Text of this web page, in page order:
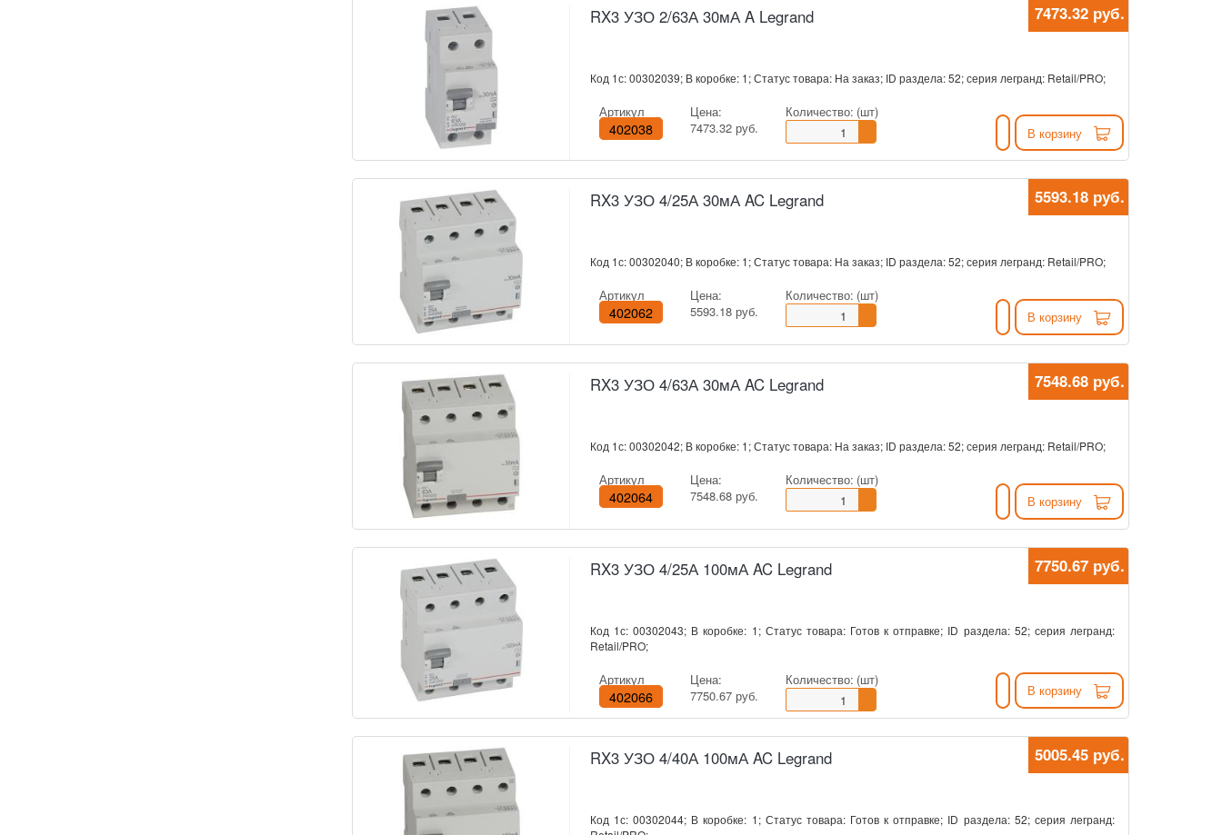
7473.32 руб.
RX3 УЗО 2/63А 30мА A Legrand
Код 1с: 00302039; В коробке: 1; Статус товара: На заказ; ID раздела: 52; серия легранд: Retail/PRO;
Артикул
402038
Цена:
7473.32 руб.
Количество: (шт)
В корзину
5593.18 руб.
RX3 УЗО 4/25А 30мА AC Legrand
Код 1с: 00302040; В коробке: 1; Статус товара: На заказ; ID раздела: 52; серия легранд: Retail/PRO;
Артикул
402062
Цена:
5593.18 руб.
Количество: (шт)
В корзину
7548.68 руб.
RX3 УЗО 4/63А 30мА AC Legrand
Код 1с: 00302042; В коробке: 1; Статус товара: На заказ; ID раздела: 52; серия легранд: Retail/PRO;
Артикул
402064
Цена:
7548.68 руб.
Количество: (шт)
В корзину
7750.67 руб.
RX3 УЗО 4/25А 100мА AC Legrand
Код 1с: 00302043; В коробке: 1; Статус товара: Готов к отправке; ID раздела: 52; серия легранд:
Retail/PRO;
Артикул
402066
Цена:
7750.67 руб.
Количество: (шт)
В корзину
5005.45 руб.
RX3 УЗО 4/40А 100мА AC Legrand
Код 1с: 00302044; В коробке: 1; Статус товара: Готов к отправке; ID раздела: 52; серия легранд: